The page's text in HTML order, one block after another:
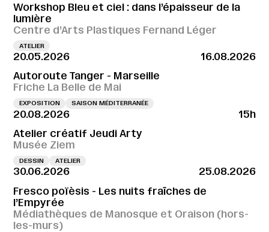
Workshop Bleu et ciel : dans l’épaisseur de la
lumière
Centre d’Arts Plastiques Fernand Léger
ATELIER
20.05.2026
16.08.2026
Autoroute Tanger - Marseille
Friche La Belle de Mai
EXPOSITION SAISON MÉDITERRANÉE
20.08.2026
15h
Atelier créatif Jeudi Arty
Musée Ziem
DESSIN ATELIER
30.06.2026
25.08.2026
Fresco poïèsis - Les nuits fraîches de
l’Empyrée
Médiathèques de Manosque et Oraison (hors-
les-murs)